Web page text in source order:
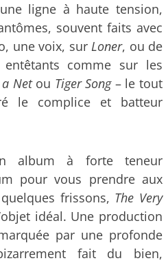
ligne à haute tension,
souvent faits avec
une voix, sur Loner, ou de
comme sur les
a Net ou Tiger Song– le tout
le complice et batteur
album à forte teneur
pour vous prendre aux
frissons, The Very
idéal. Une production
par une profonde
fait du bien,